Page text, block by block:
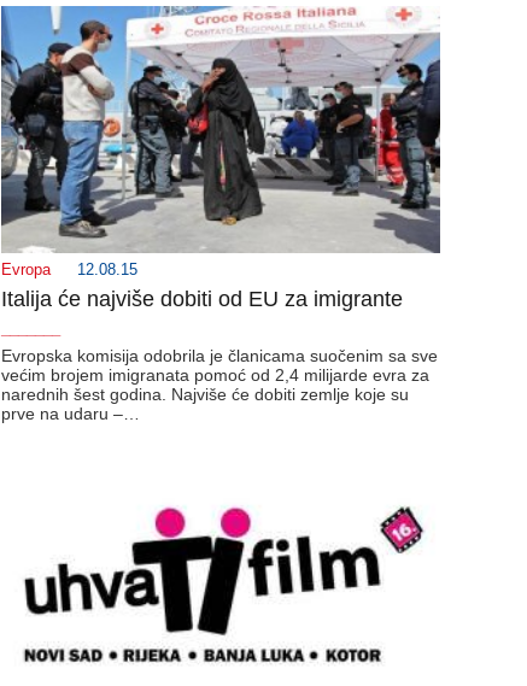
Evropa 12.08.15
Italija će najviše dobiti od EU za imigrante
Evropska komisija odobrila je članicama suočenim sa sve
većim brojem imigranata pomoć od 2,4 milijarde evra za
narednih šest godina. Najviše će dobiti zemlje koje su
prve na udaru –…